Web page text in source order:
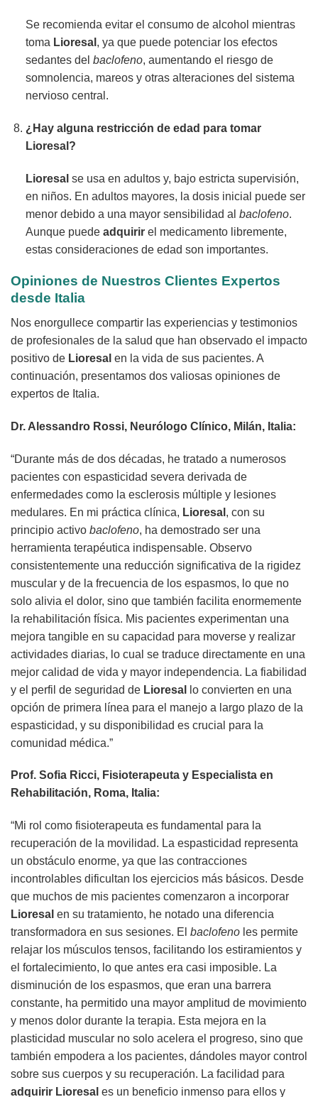
Se recomienda evitar el consumo de alcohol mientras
toma Lioresal , ya que puede potenciar los efectos
sedantes del baclofeno, aumentando el riesgo de
somnolencia, mareos y otras alteraciones del sistema
nervioso central.
¿Hay alguna restricción de edad para tomar
Lioresal?
Lioresal se usa en adultos y, bajo estricta supervisión,
en niños. En adultos mayores, la dosis inicial puede ser
menor debido a una mayor sensibilidad al baclofeno.
Aunque puede adquirirel medicamento libremente,
estas consideraciones de edad son importantes.
Opiniones de Nuestros Clientes Expertos
desde Italia
Nos enorgullece compartir las experiencias y testimonios
de profesionales de la salud que han observado el impacto
positivo de Lioresal en la vida de sus pacientes. A
continuación, presentamos dos valiosas opiniones de
expertos de Italia.
Dr. Alessandro Rossi, Neurólogo Clínico, Milán, Italia:
“Durante más de dos décadas, he tratado a numerosos
pacientes con espasticidad severa derivada de
enfermedades como la esclerosis múltiple y lesiones
medulares. En mi práctica clínica, Lioresal , con su
principio activo baclofeno, ha demostrado ser una
herramienta terapéutica indispensable. Observo
consistentemente una reducción significativa de la rigidez
muscular y de la frecuencia de los espasmos, lo que no
solo alivia el dolor, sino que también facilita enormemente
la rehabilitación física. Mis pacientes experimentan una
mejora tangible en su capacidad para moverse y realizar
actividades diarias, lo cual se traduce directamente en una
mejor calidad de vida y mayor independencia. La fiabilidad
y el perfil de seguridad de Lioresal
lo convierten en una
opción de primera línea para el manejo a largo plazo de la
espasticidad, y su disponibilidad es crucial para la
comunidad médica.”
Prof. Sofia Ricci, Fisioterapeuta y Especialista en
Rehabilitación, Roma, Italia:
“Mi rol como fisioterapeuta es fundamental para la
recuperación de la movilidad. La espasticidad representa
un obstáculo enorme, ya que las contracciones
incontrolables dificultan los ejercicios más básicos. Desde
que muchos de mis pacientes comenzaron a incorporar
Lioresal en su tratamiento, he notado una diferencia
transformadora en sus sesiones. El baclofeno les permite
relajar los músculos tensos, facilitando los estiramientos y
el fortalecimiento, lo que antes era casi imposible. La
disminución de los espasmos, que eran una barrera
constante, ha permitido una mayor amplitud de movimiento
y menos dolor durante la terapia. Esta mejora en la
plasticidad muscular no solo acelera el progreso, sino que
también empodera a los pacientes, dándoles mayor control
sobre sus cuerpos y su recuperación. La facilidad para
adquirir Lioresal es un beneficio inmenso para ellos y